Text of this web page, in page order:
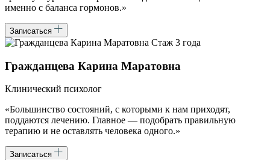
именно с баланса гормонов.»
Записаться
Стаж 3 года
Гражданцева Карина Маратовна
Клинический психолог
«Большинство состояний, с которыми к нам приходят,
поддаются лечению. Главное — подобрать правильную
терапию и не оставлять человека одного.»
Записаться